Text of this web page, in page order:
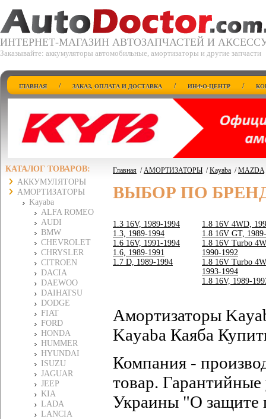
ИНТЕРНЕТ-МАГАЗИН АВТОЗАПЧАСТЕЙ И
Заказывайте: аккумуляторы автомобильные, амортизаторы и другие запчасти
ГЛАВНАЯ / ЗАКАЗ, ОПЛАТА И ДОСТАВКА / ИНФО-ЦЕНТР /
КАТАЛОГ ТОВАРОВ:
АККУМУЛЯТОРЫ
АМОРТИЗАТОРЫ
Kayaba
ALFA ROMEO
AUDI
BMW
CHEVROLET
CHRYSLER
CITROEN
DACIA
DAEWOO
DAIHATSU
DODGE
FIAT
FORD
HONDA
HUMMER
HYUNDAI
ISUZU
JAGUAR
JEEP
KIA
LADA
LANCIA
Главная /АМОРТИЗАТОРЫ /Kayaba /MAZDA
ВЫБОР ПО
1.3 16V, 1989-1994
1.3, 1989-1994
1.6 16V, 1991-1994
1.6, 1989-1991
1.7 D, 1989-1994
1.8 16V 4WD,
1.8 16V GT,
1.8 16V Turbo
1990-1992
1.8 16V Turbo
1993-1994
1.8 16V, 1989-
Амортизаторы
Kayaba Каяба
Компания -
товар. Гарантийные
Украины "О защите